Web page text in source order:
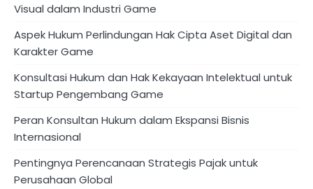
Visual dalam Industri Game
Aspek Hukum Perlindungan Hak Cipta Aset Digital dan
Karakter Game
Konsultasi Hukum dan Hak Kekayaan Intelektual untuk
Startup Pengembang Game
Peran Konsultan Hukum dalam Ekspansi Bisnis
Internasional
Pentingnya Perencanaan Strategis Pajak untuk
Perusahaan Global